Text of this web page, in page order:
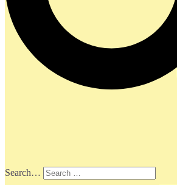
Search…